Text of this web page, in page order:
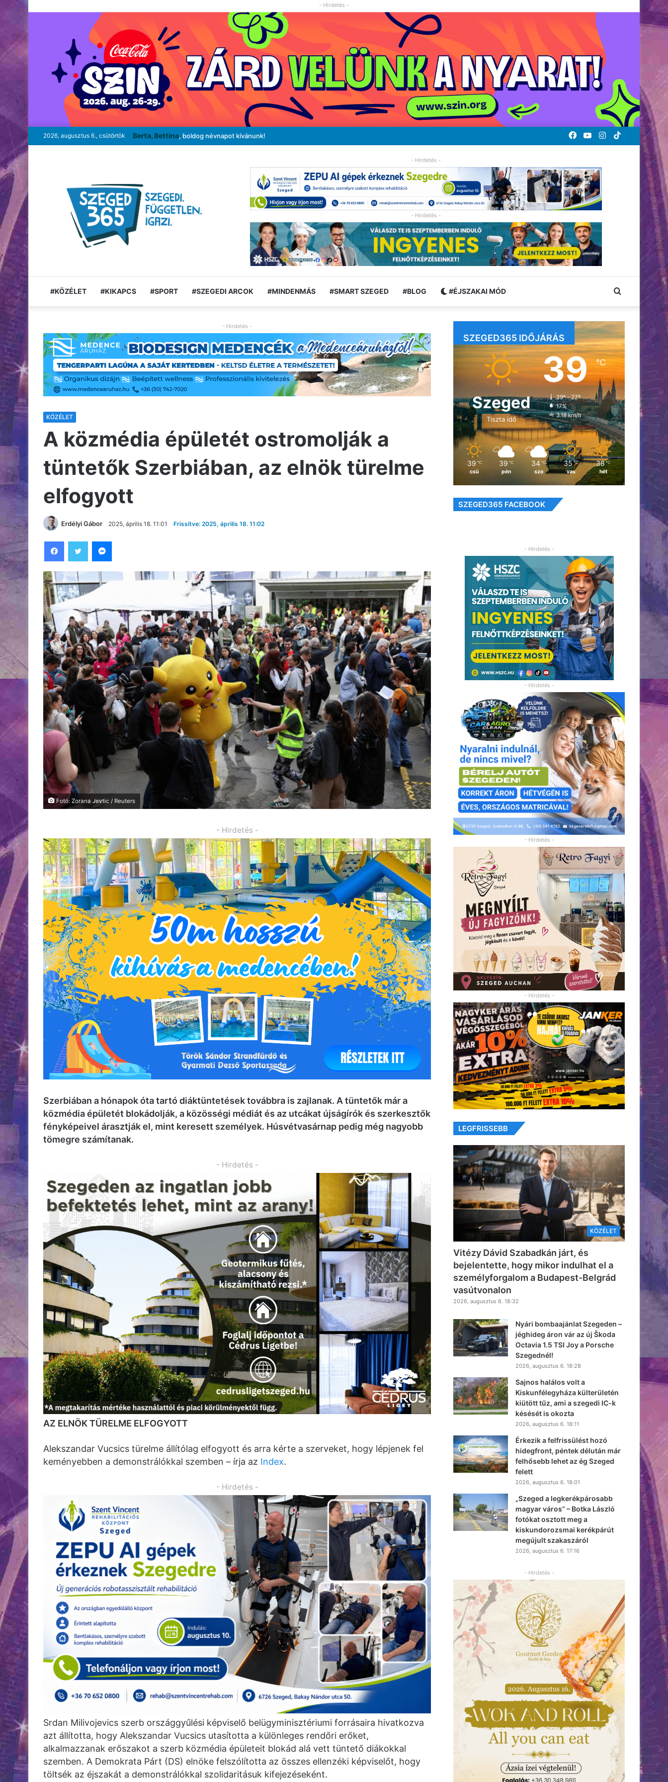
- Hirdetés -
2026, augusztus 6., csütörtök Berta, Bettina, boldog névnapot kívánunk! TikTok
Instagram
YouTube
Facebook
- Hirdetés -
- Hirdetés -
#KÖZÉLET #KIKAPCS #SPORT #SZEGEDI ARCOK #MINDENMÁS #SMART SZEGED #BLOG #ÉJSZAKAI MÓD Keresés:
- Hirdetés -
KÖZÉLET
A közmédia épületét ostromolják a
tüntetők Szerbiában, az elnök türelme
elfogyott
Erdélyi Gábor 2025, április 18. 11:01 Frissítve: 2025, április 18. 11:02
Fotó: Zorana Jevtic / Reuters
- Hirdetés -
Szerbiában a hónapok óta tartó diáktüntetések továbbra is zajlanak. A tüntetők már a
közmédia épületét blokádolják, a közösségi médiát és az utcákat újságírók és szerkesztők
fényképeivel árasztják el, mint keresett személyek. Húsvétvasárnap pedig még nagyobb
tömegre számítanak.
- Hirdetés -
AZ ELNÖK TÜRELME ELFOGYOTT
Alekszandar Vucsics türelme állítólag elfogyott és arra kérte a szerveket, hogy lépjenek fel
keményebben a demonstrálókkal szemben – írja az Index.
- Hirdetés -
Srdan Milivojevics szerb országgyűlési képviselő belügyminisztériumi forrásaira hivatkozva
azt állította, hogy Alekszandar Vucsics utasította a különleges rendőri erőket,
alkalmazzanak erőszakot a szerb közmédia épületeit blokád alá vett tüntető diákokkal
szemben. A Demokrata Párt (DS) elnöke felszólította az összes ellenzéki képviselőt, hogy
töltsék az éjszakát a demonstrálókkal szolidaritásuk kifejezéseként.
SZEGED365 IDŐJÁRÁS
Szeged
Tiszta idő
39℃
39º - 27º
17%
3.18 km/h
39 ℃
csü
39 ℃
pén
34 ℃
szo
35 ℃
vas
38 ℃
hét
SZEGED365 FACEBOOK
- Hirdetés -
- Hirdetés -
- Hirdetés -
- Hirdetés -
LEGFRISSEBB
KÖZÉLET
Vitézy Dávid Szabadkán járt, és
bejelentette, hogy mikor indulhat el a
személyforgalom a Budapest-Belgrád
vasútvonalon
2026, augusztus 6. 18:32
Nyári bombaajánlat Szegeden –
jéghideg áron vár az új Škoda
Octavia 1.5 TSI Joy a Porsche
Szegednél!
2026, augusztus 6. 18:28
Sajnos halálos volt a
Kiskunfélegyháza külterületén
kiütött tűz, ami a szegedi IC-k
késését is okozta
2026, augusztus 6. 18:11
Érkezik a felfrissülést hozó
hidegfront, péntek délután már
felhősebb lehet az ég Szeged
felett
2026, augusztus 6. 18:01
„Szeged a legkerékpárosabb
magyar város” – Botka László
fotókat osztott meg a
kiskundorozsmai kerékpárút
megújult szakaszáról
2026, augusztus 6. 17:16
- Hirdetés -